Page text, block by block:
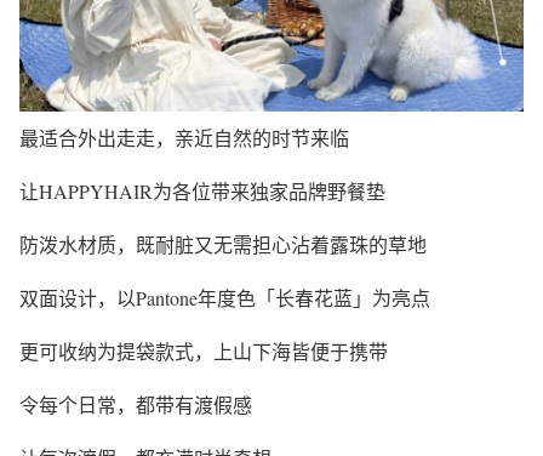
最适合外出走走，亲近自然的时节来临
让HAPPYHAIR为各位带来独家品牌野餐垫
防泼水材质，既耐脏又无需担心沾着露珠的草地
双面设计，以Pantone年度色「长春花蓝」为亮点
更可收纳为提袋款式，上山下海皆便于携带
令每个日常，都带有渡假感